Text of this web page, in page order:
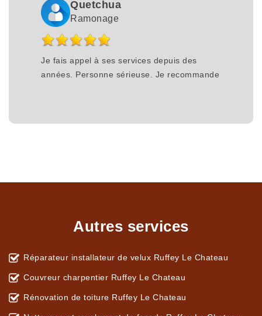
Quetchua
Ramonage
Je fais appel à ses services depuis des
années. Personne sérieuse. Je recommande
Autres services
Réparateur installateur de velux Ruffey Le Chateau
Couvreur charpentier Ruffey Le Chateau
Rénovation de toiture Ruffey Le Chateau